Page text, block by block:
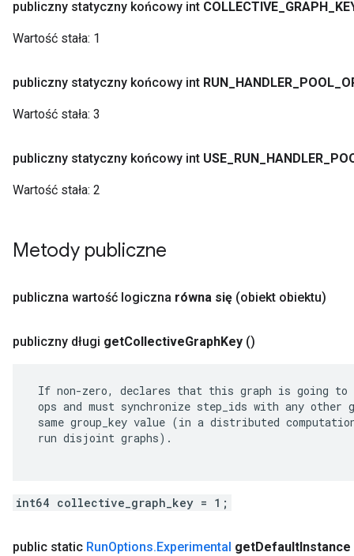
publiczny statyczny końcowy int COLLECTIVE GRAPH
Wartość stała: 1
publiczny statyczny końcowy int RUN HANDLER POOL
Wartość stała: 3
publiczny statyczny końcowy int USE RUN HANDLER
Wartość stała: 2
Metody publiczne
publiczna wartość logiczna równa się (obiekt obiektu)
publiczny długi getCollectiveGraphKey ()
If non-zero, declares that this graph is going to
ops and must synchronize step_ids with any other
same group_key value (in a distributed
run disjoint graphs).
int64 collective_graph_key = 1;
public static RunOptions.Experimental getDefaultInstance